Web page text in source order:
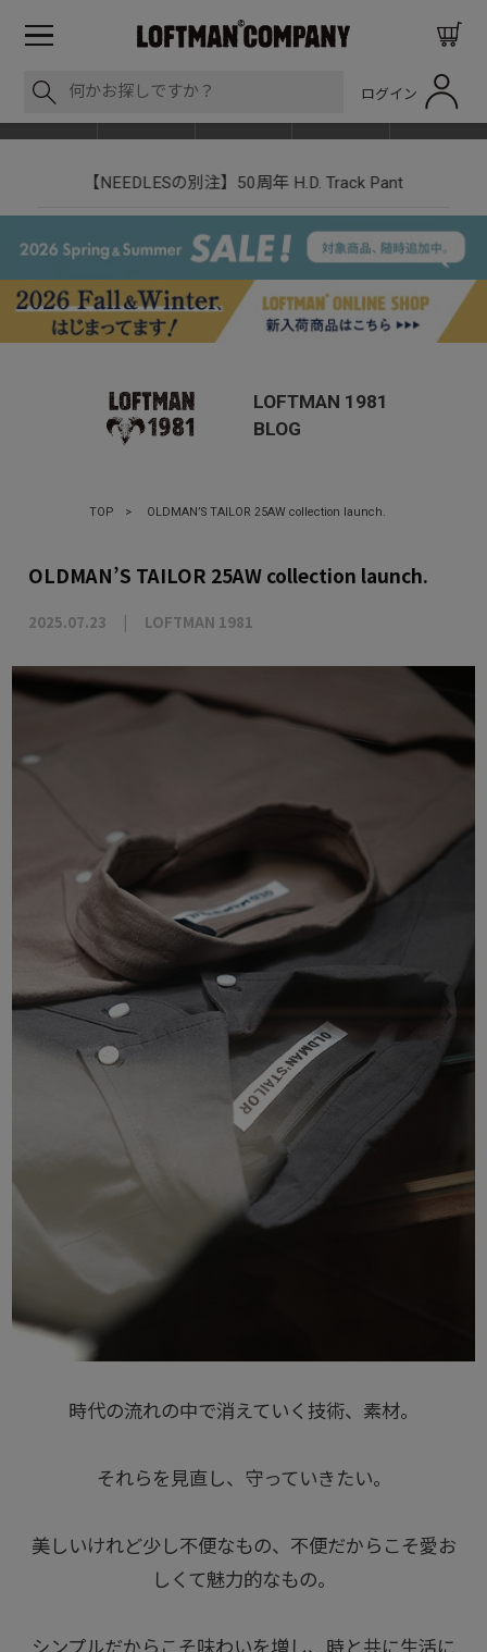
ログイン
Track Pant LOFTMAN RECRUIT
LOFTMAN 1981
BLOG
TOP > OLDMAN’S TAILOR 25AW collection launch.
OLDMAN’S TAILOR 25AW collection launch.
2025.07.23 LOFTMAN 1981
時代の流れの中で消えていく技術、素材。
それらを見直し、守っていきたい。
美しいけれど少し不便なもの、不便だからこそ愛お
しくて魅力的なもの。
シンプルだからこそ味わいを増し、時と共に生活に